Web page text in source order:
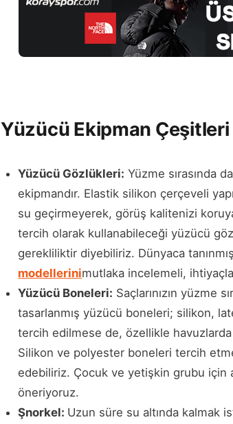
Yüzücü Ekipman Çeşitleri
Yüzücü Gözlükleri: Yüzme sırasında
ekipmandır. Elastik silikon çerçeveli
su geçirmeyerek, görüş kalitenizi
tercih olarak kullanabileceği yüzücü
gerekliliktir diyebiliriz. Dünyaca
modellerinimutlaka incelemeli,
Yüzücü Boneleri: Saçlarınızın yüzme
tasarlanmış yüzücü boneleri; silikon,
tercih edilmese de, özellikle havuzlarda
Silikon ve polyester boneleri tercih
edebiliriz. Çocuk ve yetişkin grubu için
öneriyoruz.
Şnorkel: Uzun süre su altında kalmak